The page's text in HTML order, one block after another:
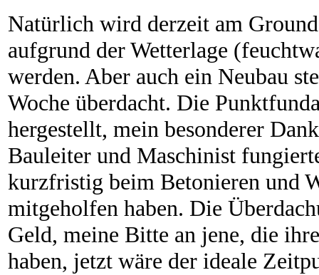
Natürlich wird derzeit am
aufgrund der Wetterlage
werden. Aber auch ein Neubau
Woche überdacht. Die
hergestellt, mein besonderer
Bauleiter und Maschinist
kurzfristig beim Betonieren und
mitgeholfen haben. Die
Geld, meine Bitte an jene, die
haben, jetzt wäre der ideale